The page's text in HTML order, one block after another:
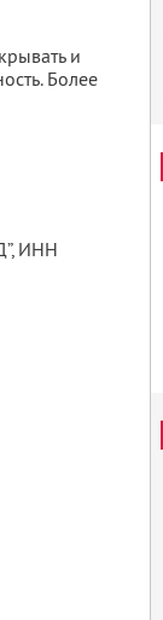
и
Более
ИНН